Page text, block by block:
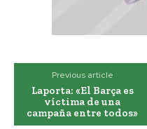
Previous article
Laporta: «El Barça es
víctima de una
campaña entre todos»